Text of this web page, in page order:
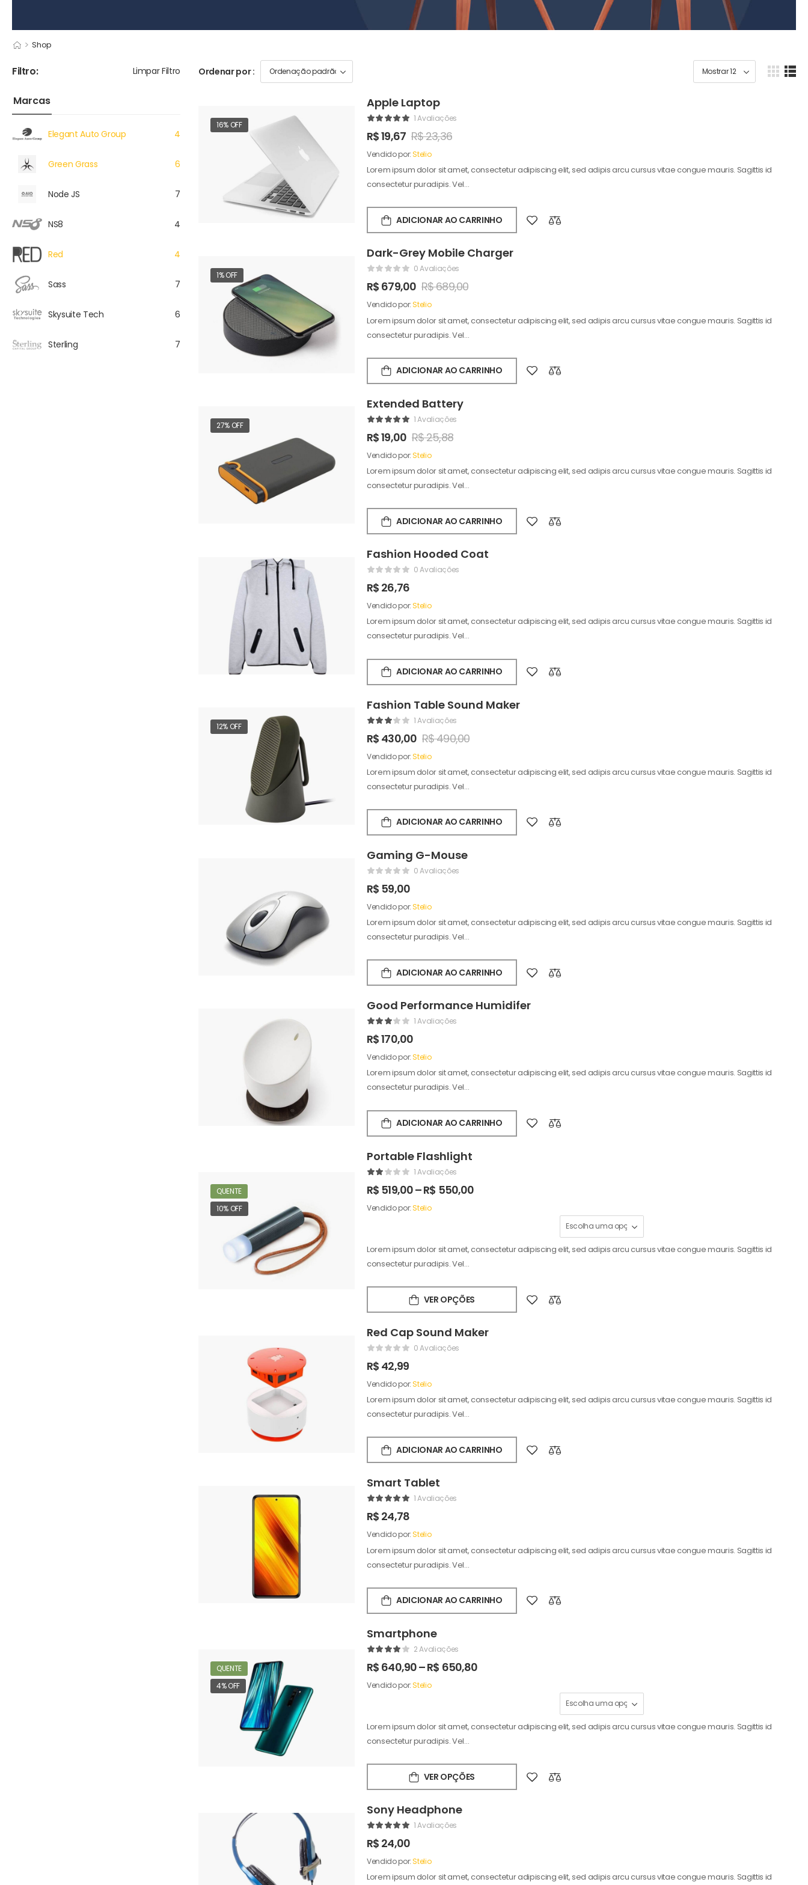
> Shop
Filtro: Limpar Filtro
Marcas
Elegant Auto Group 4
Green Grass 6
Node JS 7
NS8 4
Red 4
Sass 7
Skysuite Tech 6
Sterling 7
Ordenar por :
16% OFF
Apple Laptop
1 Avaliações
R$19,67 R$23,36
Vendido por:Stelio
Lorem ipsum dolor sit amet, consectetur adipiscing elit, sed adipis arcu cursus vitae congue mauris. Sagittis id
consectetur puradipis. Vel…
ADICIONAR AO CARRINHO
1% OFF
Dark-Grey Mobile Charger
0 Avaliações
R$ 679,00 R$689,00
Vendido por:Stelio
Lorem ipsum dolor sit amet, consectetur adipiscing elit, sed adipis arcu cursus vitae congue mauris. Sagittis id
consectetur puradipis. Vel…
ADICIONAR AO CARRINHO
27% OFF
Extended Battery
1 Avaliações
R$19,00 R$25,88
Vendido por:Stelio
Lorem ipsum dolor sit amet, consectetur adipiscing elit, sed adipis arcu cursus vitae congue mauris. Sagittis id
consectetur puradipis. Vel…
ADICIONAR AO CARRINHO
Fashion Hooded Coat
0 Avaliações
R$ 26,76
Vendido por:Stelio
Lorem ipsum dolor sit amet, consectetur adipiscing elit, sed adipis arcu cursus vitae congue mauris. Sagittis id
consectetur puradipis. Vel…
ADICIONAR AO CARRINHO
12% OFF
Fashion Table Sound Maker
1 Avaliações
R$ 430,00 R$490,00
Vendido por:Stelio
Lorem ipsum dolor sit amet, consectetur adipiscing elit, sed adipis arcu cursus vitae congue mauris. Sagittis id
consectetur puradipis. Vel…
ADICIONAR AO CARRINHO
Gaming G-Mouse
0 Avaliações
R$ 59,00
Vendido por:Stelio
Lorem ipsum dolor sit amet, consectetur adipiscing elit, sed adipis arcu cursus vitae congue mauris. Sagittis id
consectetur puradipis. Vel…
ADICIONAR AO CARRINHO
Good Performance Humidifer
1 Avaliações
R$170,00
Vendido por:Stelio
Lorem ipsum dolor sit amet, consectetur adipiscing elit, sed adipis arcu cursus vitae congue mauris. Sagittis id
consectetur puradipis. Vel…
ADICIONAR AO CARRINHO
QUENTE
10% OFF
Portable Flashlight
1 Avaliações
R$ 519,00–R$ 550,00
Vendido por:Stelio
Lorem ipsum dolor sit amet, consectetur adipiscing elit, sed adipis arcu cursus vitae congue mauris. Sagittis id
consectetur puradipis. Vel…
VER OPÇÕES
Red Cap Sound Maker
0 Avaliações
R$ 42,99
Vendido por:Stelio
Lorem ipsum dolor sit amet, consectetur adipiscing elit, sed adipis arcu cursus vitae congue mauris. Sagittis id
consectetur puradipis. Vel…
ADICIONAR AO CARRINHO
Smart Tablet
1 Avaliações
R$ 24,78
Vendido por:Stelio
Lorem ipsum dolor sit amet, consectetur adipiscing elit, sed adipis arcu cursus vitae congue mauris. Sagittis id
consectetur puradipis. Vel…
ADICIONAR AO CARRINHO
QUENTE
4% OFF
Smartphone
2 Avaliações
R$ 640,90–R$ 650,80
Vendido por:Stelio
Lorem ipsum dolor sit amet, consectetur adipiscing elit, sed adipis arcu cursus vitae congue mauris. Sagittis id
consectetur puradipis. Vel…
VER OPÇÕES
Sony Headphone
1 Avaliações
R$ 24,00
Vendido por:Stelio
Lorem ipsum dolor sit amet, consectetur adipiscing elit, sed adipis arcu cursus vitae congue mauris. Sagittis id